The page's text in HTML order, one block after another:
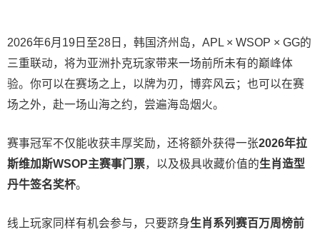
2026年6月19日至28日，韩国济州岛，APL × WSOP × GG的
三重联动，将为亚洲扑克玩家带来一场前所未有的巅峰体
验。 你可以在赛场之上，以牌为刃，博弈风云；也可以在赛
场之外，赴一场山海之约，尝遍海岛烟火。
赛事冠军不仅能收获丰厚奖励，还将额外获得一张2026年拉
斯维加斯WSOP主赛事门票，以及极具收藏价值的生肖造型
丹牛签名奖杯。
线上玩家同样有机会参与，只要跻身生肖系列赛百万周榜前